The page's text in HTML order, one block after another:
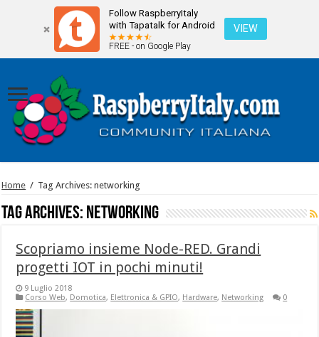
Follow RaspberryItaly
with Tapatalk for Android
FREE - on Google Play
VIEW
Home / Tag Archives: networking
Tag Archives: networking
Scopriamo insieme Node-RED. Grandi
progetti IOT in pochi minuti!
9 Luglio 2018
Corso Web, Domotica, Elettronica & GPIO, Hardware, Networking 0